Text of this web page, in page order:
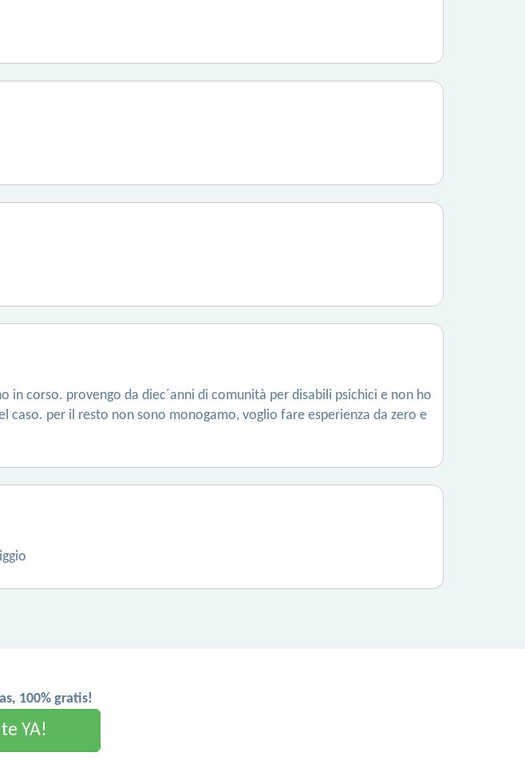
corso. provengo da diec´anni di comunità per disabili psichici e non ho
per il resto non sono monogamo, voglio fare esperienza da zero e
100% gratis!
YA!